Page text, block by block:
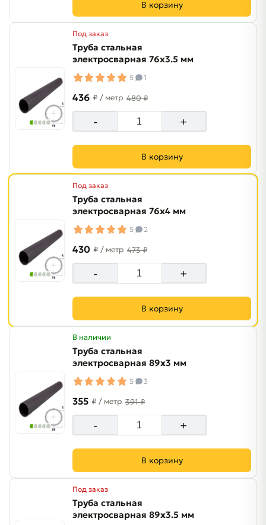
В корзину
Под заказ
Труба стальная
электросварная 76х3.5 мм
5 1
436 ₽ / метр 480 ₽
- +
В корзину
Под заказ
Труба стальная
электросварная 76х4 мм
5 2
430 ₽ / метр 473 ₽
- +
В корзину
В наличии
Труба стальная
электросварная 89х3 мм
5 3
355 ₽ / метр 391 ₽
- +
В корзину
Под заказ
Труба стальная
электросварная 89х3.5 мм